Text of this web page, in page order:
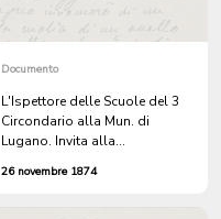
Documento
L'Ispettore delle Scuole del 3
Circondario alla Mun. di
Lugano. Invita alla
ALLIEVI MERITEVOLI.
26 novembre 1874